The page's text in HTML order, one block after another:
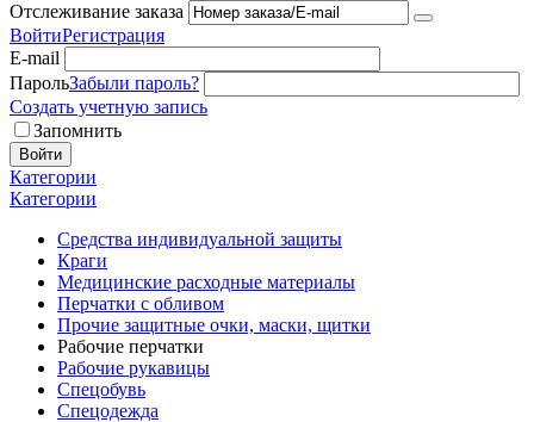
Отслеживание заказа
ВойтиРегистрация
E-mail
ПарольЗабыли пароль?
Создать учетную запись
Запомнить
Войти
Категории
Категории
Средства индивидуальной защиты
Краги
Медицинские расходные материалы
Перчатки с обливом
Прочие защитные очки, маски, щитки
Рабочие перчатки
Рабочие рукавицы
Спецобувь
Спецодежда